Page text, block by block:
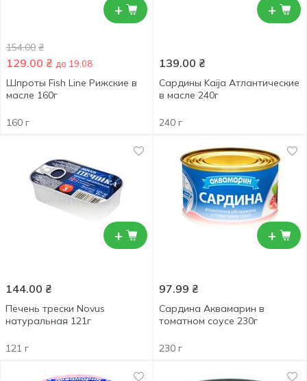
+
154.00 ₴
129.00 ₴ до 19.08
Шпроты Fish Line Рижские в
масле 160г
160 г
+
139.00 ₴
Сардины Kaija Атлантические
в масле 240г
240 г
+
144.00 ₴
Печень трески Novus
натуральная 121г
121 г
+
97.99 ₴
Сардина Аквамарин в
томатном соусе 230г
230 г